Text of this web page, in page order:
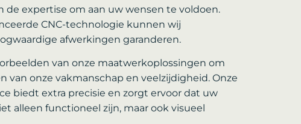
de expertise om aan uw wensen te voldoen.
CNC-technologie kunnen wij
afwerkingen garanderen.
van onze maatwerkoplossingen om
van onze vakmanschap en veelzijdigheid. Onze
biedt extra precisie en zorgt ervoor dat uw
alleen functioneel zijn, maar ook visueel